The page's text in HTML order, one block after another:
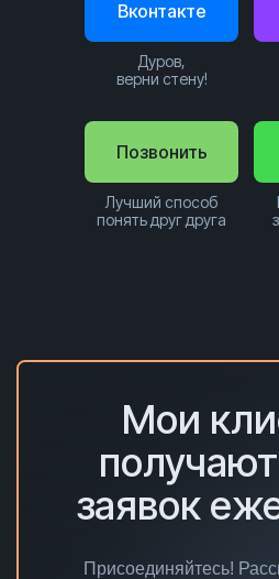
Позвонить
Лучший способ
понять друг друга
Вконтакте
Дуров,
верни стену!
Мои
заявок
Присоединяйтесь!